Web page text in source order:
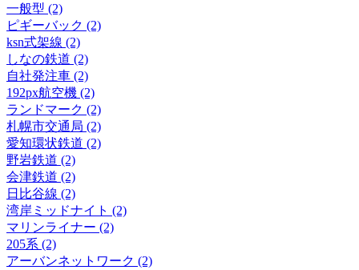
一般型 (2)
ピギーバック (2)
ksn式架線 (2)
しなの鉄道 (2)
自社発注車 (2)
192px航空機 (2)
ランドマーク (2)
札幌市交通局 (2)
愛知環状鉄道 (2)
野岩鉄道 (2)
会津鉄道 (2)
日比谷線 (2)
湾岸ミッドナイト (2)
マリンライナー (2)
205系 (2)
アーバンネットワーク (2)